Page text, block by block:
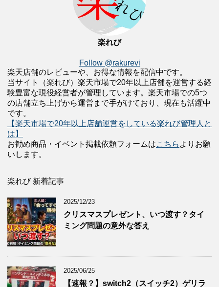
楽れび
Follow @rakurevi
楽天店舗のレビューや、お得な情報を配信中です。
当サイト（楽れび）楽天市場で20年以上店舗を運営する経
験豊富な現役経営者が管理しています。楽天市場での5つ
の店舗立ち上げから運営まで手がけており、現在も活躍中
です。
【楽天市場で20年以上店舗運営をしている楽れび管理人と
は】
お勧め商品・イベント掲載依頼フォームはこちら よりお願
いします。
楽れび 新着記事
2025/12/23
クリスマスプレゼント、いつ渡す？タイ
ミング問題の意外な答え
2025/06/25
【速報？】switch2（スイッチ2）ゲリラ